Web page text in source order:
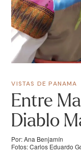
VISTAS DE PANAMA
Entre
Diablo
Por: Ana Benjamín
Fotos: Carlos Eduardo